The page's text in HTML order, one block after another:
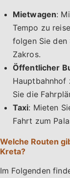
Mietwagen:
Tempo zu
folgen Sie den
Zakros.
Öffentlicher
Hauptbahnhof
Sie die
Taxi: Mieten
Fahrt zum
Welche Routen
Kreta?
Im Folgenden